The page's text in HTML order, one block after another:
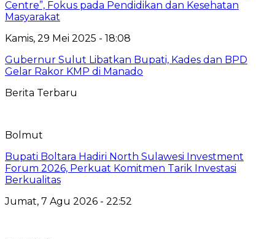
Centre”, Fokus pada Pendidikan dan Kesehatan
Masyarakat
Kamis, 29 Mei 2025 - 18:08
Gubernur Sulut Libatkan Bupati, Kades dan BPD
Gelar Rakor KMP di Manado
Berita Terbaru
Bolmut
Bupati Boltara Hadiri North Sulawesi Investment
Forum 2026, Perkuat Komitmen Tarik Investasi
Berkualitas
Jumat, 7 Agu 2026 - 22:52